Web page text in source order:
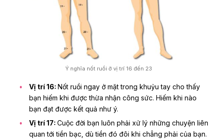
Ý nghĩa nốt ruồi ở vị trí 16 đến 23
Vị trí 16: Nốt ruồi ngay ở mặt trong khuỷu tay cho thấy
bạn hiếm khi được thừa nhận công sức. Hiếm khi nào
bạn đạt được kết quả như ý.
Vị trí 17: Cuộc đời bạn luôn phải xử lý những chuyện liên
quan tới tiền bạc, dù tiền đó đôi khi chẳng phải của bạn.